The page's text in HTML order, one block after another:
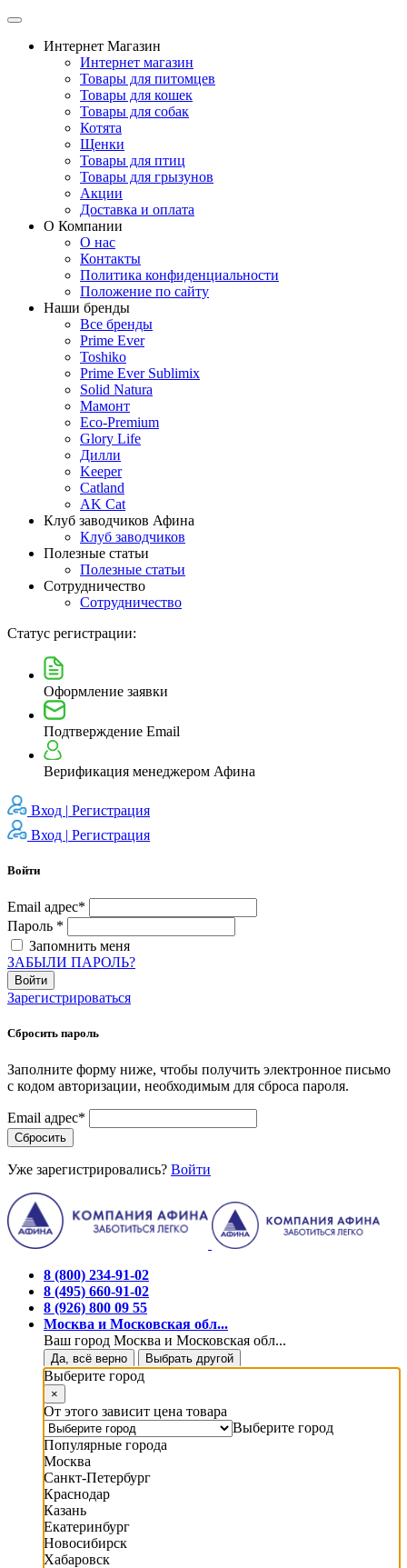
Интернет Магазин
Интернет магазин
Товары для питомцев
Товары для кошек
Товары для собак
Котята
Щенки
Товары для птиц
Товары для грызунов
Акции
Доставка и оплата
О Компании
О нас
Контакты
Политика конфиденциальности
Положение по сайту
Наши бренды
Все бренды
Prime Ever
Toshiko
Prime Ever Sublimix
Solid Natura
Мамонт
Eco-Premium
Glory Life
Дилли
Keeper
Catland
AK Cat
Клуб заводчиков Афина
Клуб заводчиков
Полезные статьи
Полезные статьи
Сотрудничество
Сотрудничество
Статус регистрации:
Оформление заявки
Подтверждение Email
Верификация менеджером Афина
Вход | Регистрация
Вход | Регистрация
Войти
Email адрес*
Пароль *
Запомнить меня
ЗАБЫЛИ ПАРОЛЬ?
Войти
Зарегистрироваться
Сбросить пароль
Заполните форму ниже, чтобы получить электронное письмо
с кодом авторизации, необходимым для сброса пароля.
Email адрес*
Сбросить
Уже зарегистрировались? Войти
8 (800) 234-91-02
8 (495) 660-91-02
8 (926) 800 09 55
Москва и Московская обл...
Ваш город Москва и Московская обл...
Да, всё верно Выбрать другой
Выберите город
×
От этого зависит цена товара
Выберите город
Популярные города
Москва
Санкт-Петербург
Краснодар
Казань
Екатеринбург
Новосибирск
Хабаровск